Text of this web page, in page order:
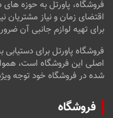
فروشگاه، پاورتل به حوزه
اقتضای زمان و نیاز
برای تهیه لوازم جانبی آن
فروشگاه پاورتل برای
اصلی این فروشگاه است،
شده در فروشگاه خود توجه
فروشگاه